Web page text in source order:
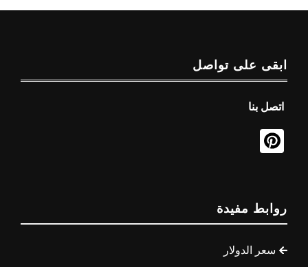
ابقى على تواصل
اتصل بنا
روابط مفيدة
سعر الدولار